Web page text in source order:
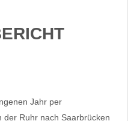
Jahr per
der Ruhr nach Saarbrücken